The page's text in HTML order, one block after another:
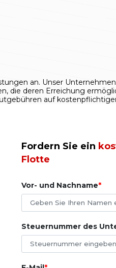
an. Unser
die deren Erreichung
auf
Fordern Sie ein
Flotte
Vor- und Nachname
Steuernummer des